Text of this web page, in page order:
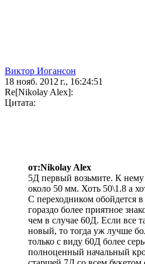
Виктор Иогансон
18 нояб. 2012 г., 16:24:51
Re[Nikolay Alex]:
Цитата:
от:Nikolay Alex
5Д первый возьмите. К
около 50 мм. Хоть 50\1.8 а
С переходником обойдется
гораздо более приятное
чем в случае 60Д. Если все
новый, то тогда уж лучше
только с виду 60Д более
полноценный начальный